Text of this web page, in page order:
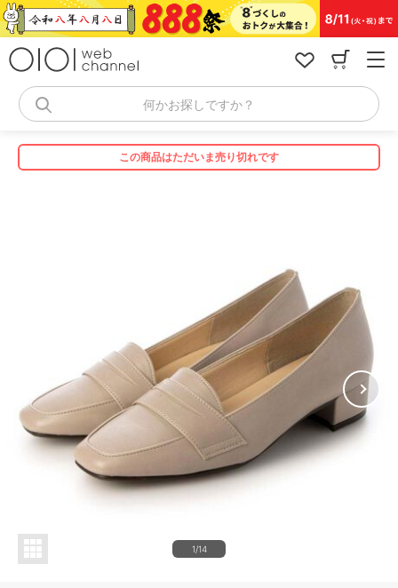
コ
ン
何かお探しですか？
この商品はただいま売り切れです
1/14